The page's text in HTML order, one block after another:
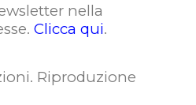
nella
Clicca qui.
Riproduzione